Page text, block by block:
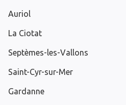
Auriol
La Ciotat
Septèmes-les-Vallons
Saint-Cyr-sur-Mer
Gardanne